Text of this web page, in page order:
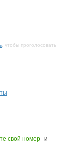
, чтобы проголосовать
свой номер и